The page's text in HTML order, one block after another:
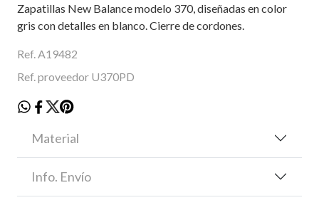
Zapatillas New Balance modelo 370, diseñadas en color
gris con detalles en blanco. Cierre de cordones.
Ref. A19482
Ref. proveedor U370PD
Material
Info. Envío